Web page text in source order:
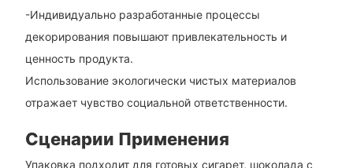
-Индивидуально разработанные процессы
декорирования повышают привлекательность и
ценность продукта.
Использование экологически чистых материалов
отражает чувство социальной ответственности.
Сценарии Применения
Упаковка подходит для готовых сигарет, шоколада с